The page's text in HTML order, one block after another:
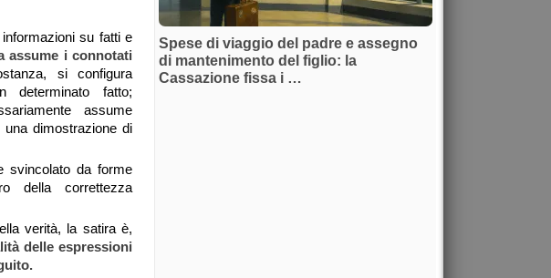
su fatti e
assume i connotati
si configura
fatto;
assume
dimostrazione di
svincolato da forme
della correttezza
verità, la satira è,
delle espressioni
Spese di viaggio del padre e assegno
di mantenimento del figlio: la
Cassazione fissa i …